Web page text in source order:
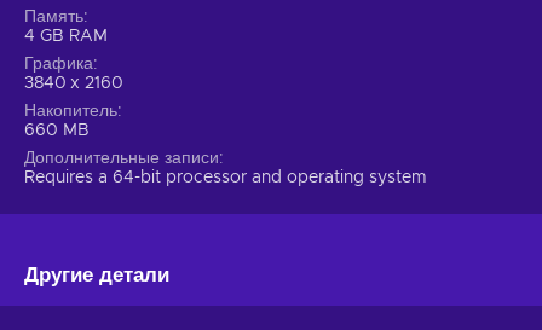
Память
4 GB RAM
Графика
3840 x 2160
Накопитель
660 MB
Дополнительные записи
Requires a 64-bit processor and operating system
Другие детали